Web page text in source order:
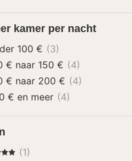
kamer per nacht
Onder 100 € (3)
100 € naar 150 € (4)
150 € naar 200 € (4)
200 € en meer (4)
(1)